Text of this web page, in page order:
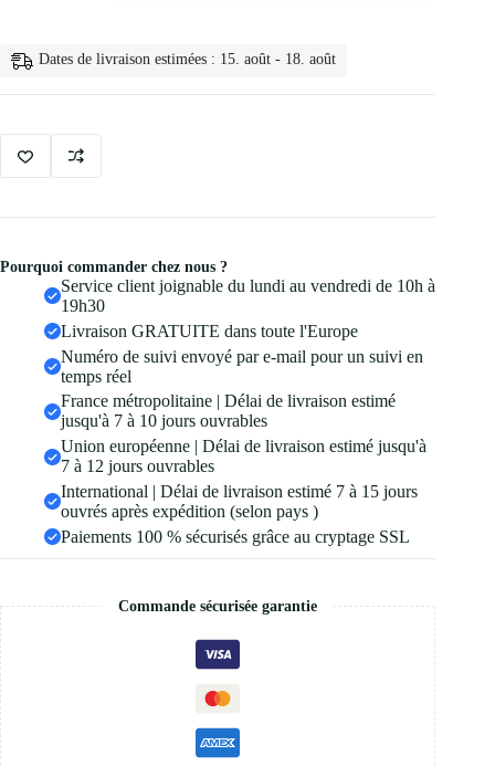
LhuileDates de livraison estimées : 15. août - 18. août
Pourquoi commander chez nous ?
Service client joignable du lundi au vendredi de 10h à
19h30
Livraison GRATUITE dans toute l'Europe
Numéro de suivi envoyé par e-mail pour un suivi en
temps réel
France métropolitaine | Délai de livraison estimé
jusqu'à 7 à 10 jours ouvrables
Union européenne | Délai de livraison estimé jusqu'à
7 à 12 jours ouvrables
International | Délai de livraison estimé 7 à 15 jours
ouvrés après expédition (selon pays )
Paiements 100 % sécurisés grâce au cryptage SSL
Commande sécurisée garantie